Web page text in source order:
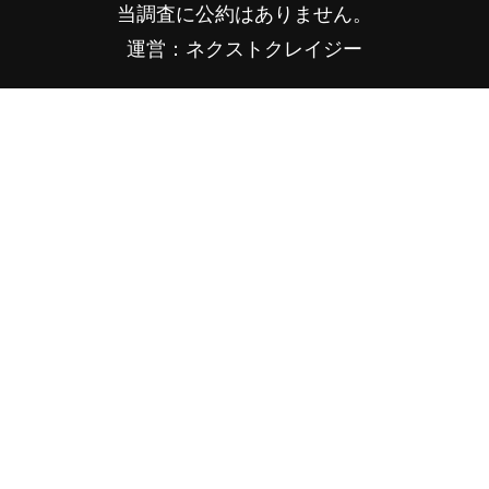
当調査に公約はありません。
運営：ネクストクレイジー